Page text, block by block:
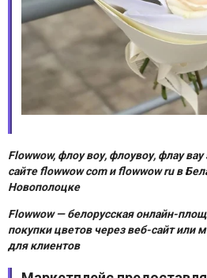
Flowwow, флоу воу, флоувоу, флау вау
сайте flowwow com и flowwow ruв
Новополоцке
Flowwow — белорусская онлайн-
покупки цветов через веб-сайт
для клиентов